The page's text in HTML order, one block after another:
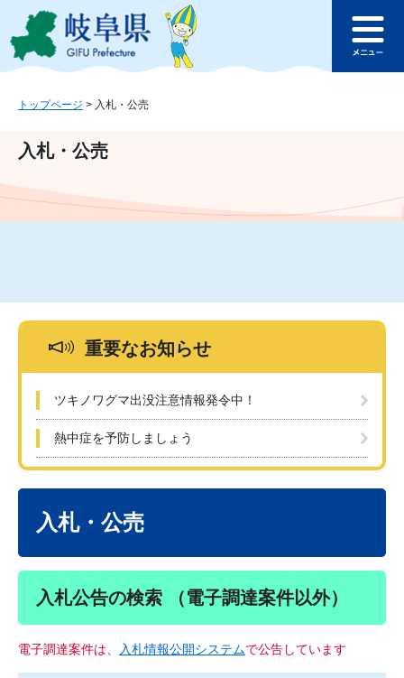
ジ
ュ
文
このページの本文へ
ュ
トップページ > 入札・公売
入札・公売
重要なお知らせ
ツキノワグマ出没注意情報発令中！
熱中症を予防しましょう
入札・公売
入札公告の検索 （電子調達案件以外）
電子調達案件は、 入札情報公開システムで公告しています